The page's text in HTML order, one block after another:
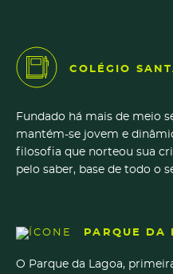
COLÉGIO
Fundado há mais de meio
mantém-se jovem e
filosofia que norteou sua
pelo saber, base de todo o
PARQUE DA
O Parque da Lagoa,